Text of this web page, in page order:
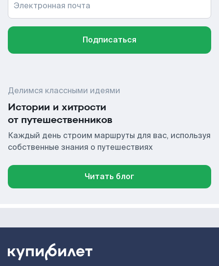
Электронная почта
Подписаться
Делимся классными идеями
Истории и хитрости
от путешественников
Каждый день строим маршруты для вас, используя
собственные знания о путешествиях
Читать блог